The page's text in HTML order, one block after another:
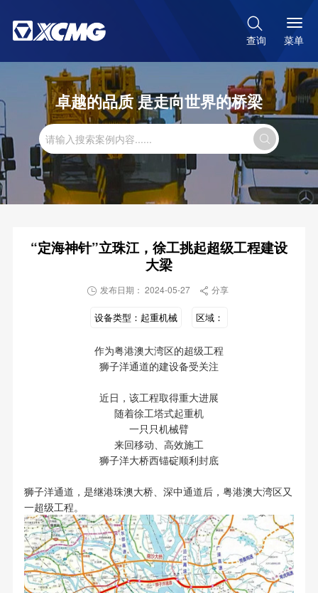

查询 菜单
卓越的品质 是走向世界的桥梁

“定海神针”立珠江，徐工挑起超级工程建设
大梁
 发布日期： 2024-05-27  分享
设备类型： 起重机械 区域：
作为粤港澳大湾区的超级工程
狮子洋通道的建设备受关注
近日，该工程取得重大进展
随着徐工塔式起重机
一只只机械臂
来回移动、高效施工
狮子洋大桥西锚碇顺利封底
狮子洋通道，是继港珠澳大桥、深中通道后，粤港澳大湾区又
一超级工程。